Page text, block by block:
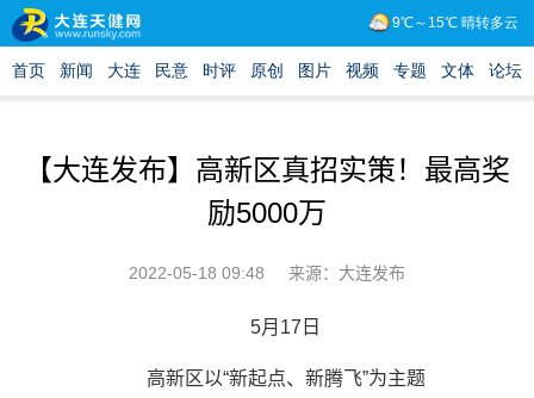
【大连发布】高新区真招实策！最高奖
励5000万
2022-05-18 09:48 来源：大连发布
5月17日
高新区以“新起点、新腾飞”为主题